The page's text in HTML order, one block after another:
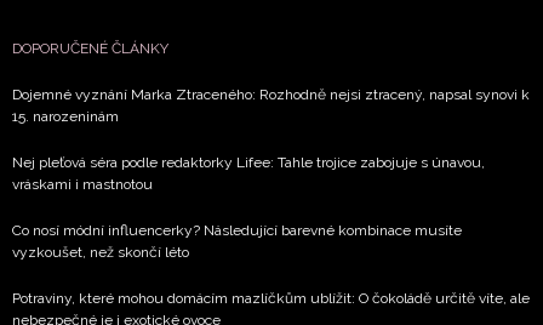
DOPORUČENÉ ČLÁNKY
Dojemné vyznání Marka Ztraceného: Rozhodně nejsi ztracený, napsal synovi k
15. narozeninám
Nej pleťová séra podle redaktorky Lifee: Tahle trojice zabojuje s únavou,
vráskami i mastnotou
Co nosí módní influencerky? Následující barevné kombinace musíte
vyzkoušet, než skončí léto
Potraviny, které mohou domácím mazlíčkům ublížit: O čokoládě určitě víte, ale
nebezpečné je i exotické ovoce